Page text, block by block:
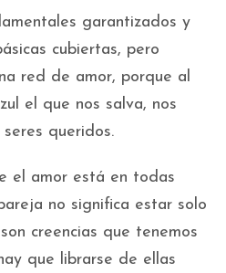
garantizados y
cubiertas, pero
red de amor, porque al
el que nos salva, nos
queridos.
el amor está en todas
no significa estar solo
creencias que tenemos
que librarse de ellas